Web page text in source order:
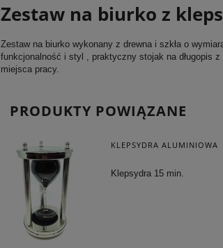
Zestaw na biurko z
Zestaw na biurko wykonany z drewna i szkła o
funkcjonalność i styl , praktyczny stojak na długopis
miejsca pracy.
PRODUKTY POWIĄZANE
KLEPSYDRA ALUMINIOWA
Klepsydra 15 min.